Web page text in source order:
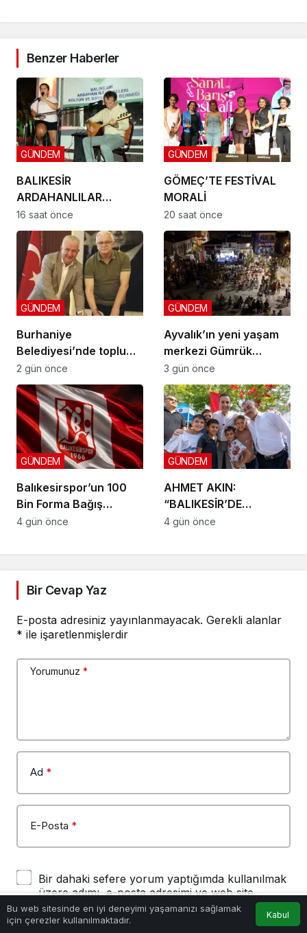
Benzer Haberler
BALIKESİR
ARDAHANLILAR
DERNEĞİ GÖMEÇ’TE
BULUŞTU
GÜNDEM
16 saat önce
GÖMEÇ’TE FESTİVAL
MORALİ
GÜNDEM
20 saat önce
Burhaniye
Belediyesi’nde toplu
sözleşme: İmzalar atıldı
GÜNDEM
2 gün önce
Ayvalık’ın yeni yaşam
merkezi Gümrük
Meydanı açıldı
GÜNDEM
3 gün önce
Balıkesirspor’un 100
Bin Forma Bağış
Kampanyası 10 Bin
GÜNDEM
4 gün önce
AHMET AKIN:
“BALIKESİR’DE
DOKUNMADIĞIMIZ İLÇE
GÜNDEM
4 gün önce
Bir Cevap Yaz
E-posta adresiniz yayınlanmayacak. Gerekli alanlar
* ile işaretlenmişlerdir
Yorumunuz *
Ad *
E-Posta *
Bir dahaki sefere yorum yaptığımda kullanılmak
üzere adımı, e-posta adresimi ve web site
adresimi bu tarayıcıya kaydet.
Bu web sitesinde en iyi deneyimi yaşamanızı sağlamak
için çerezler kullanılmaktadır.
Kabul
Anasayfa